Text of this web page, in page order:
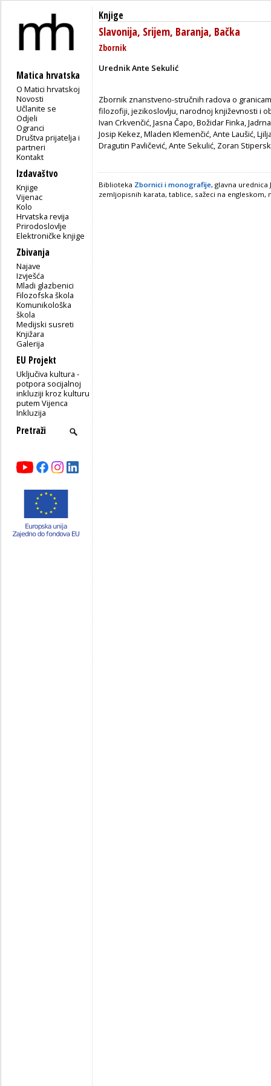
Matica hrvatska
O Matici hrvatskoj
Novosti
Učlanite se
Odjeli
Ogranci
Društva prijatelja i
partneri
Kontakt
Izdavaštvo
Knjige
Vijenac
Kolo
Hrvatska revija
Prirodoslovlje
Elektroničke knjige
Zbivanja
Najave
Izvješća
Mladi glazbenici
Filozofska škola
Komunikološka
škola
Medijski susreti
Knjižara
Galerija
EU Projekt
Uključiva kultura -
potpora socijalnoj
inkluziji kroz kulturu
putem Vijenca
Inkluzija
Knjige
Slavonija, Srijem, Baranja, Bačka
Zbornik
Urednik Ante Sekulić
Zbornik znanstveno-stručnih radova o
filozofiji, jezikoslovlju, narodnoj književnosti i
Ivan Crkvenčić, Jasna Čapo, Božidar Finka,
Josip Kekez, Mladen Klemenčić, Ante Laušić,
Dragutin Pavličević, Ante Sekulić, Zoran
Biblioteka Zbornici i monografije, glavna urednica
zemljopisnih karata, tablice, sažeci na